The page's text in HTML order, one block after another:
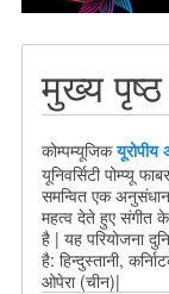
मुख्य पृष्ठ
कोम्पम्यूजिकयूरोपीय
यूनिवर्सिटी पोम्प्यू
समन्वित एकअनुसंधान
महत्व देते हुए संगीत के
है | यह परियोजना
है: हिन्दुस्तानी,
ओपेरा (चीन)|